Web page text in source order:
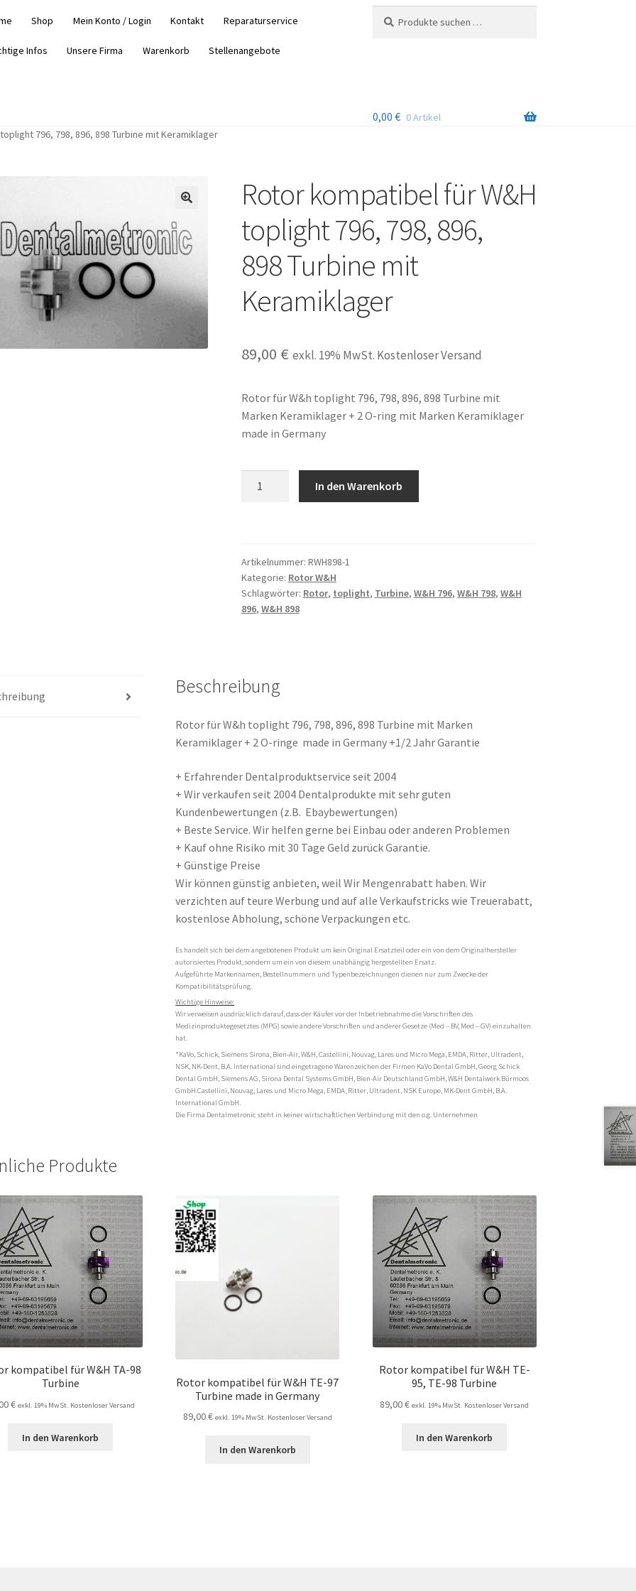
Shop Mein Konto / Login Kontakt Reparaturservice
Infos Unsere Firma Warenkorb Stellenangebote
nach:
0,00 € 0 Artikel
796, 798, 896, 898 Turbine mit Keramiklager
Rotor kompatibel für W&H
toplight 796, 798, 896,
898 Turbine mit
Keramiklager
89,00 € exkl. 19% MwSt. Kostenloser Versand
Rotor für W&h toplight 796, 798, 896, 898 Turbine mit
Marken Keramiklager + 2 O-ring mit Marken Keramiklager
made in Germany
798,
896,
898 Turbine mit
In den Warenkorb
Artikelnummer: RWH898-1
Kategorie: Rotor W&H
Schlagwörter: Rotor, toplight, Turbine, W&H 796, W&H 798, W&H
896, W&H 898
Beschreibung
Rotor für W&h toplight 796, 798, 896, 898 Turbine mit Marken
Keramiklager + 2 O-ringe made in Germany +1/2 Jahr Garantie
+ Erfahrender Dentalproduktservice seit 2004
+ Wir verkaufen seit 2004 Dentalprodukte mit sehr guten
Kundenbewertungen (z.B. Ebaybewertungen)
+ Beste Service. Wir helfen gerne bei Einbau oder anderen Problemen
+ Kauf ohne Risiko mit 30 Tage Geld zurück Garantie.
+ Günstige Preise
Wir können günstig anbieten, weil Wir Mengenrabatt haben. Wir
verzichten auf teure Werbung und auf alle Verkaufstricks wie Treuerabatt,
kostenlose Abholung, schöne Verpackungen etc.
Es handelt sich bei dem angebotenen Produkt um kein Original Ersatzteil oder ein von dem Originalhersteller
autorisiertes Produkt, sondern um ein von diesem unabhängig hergestellten Ersatz.
Aufgeführte Markennamen, Bestellnummern und Typenbezeichnungen dienen nur zum Zwecke der
Kompatibilitätsprüfung.
Wichtige Hinweise:
Wir verweisen ausdrücklich darauf, dass der Käufer vor der Inbetriebnahme die Vorschriften des
Medizinproduktegesetztes (MPG) sowie andere Vorschriften und anderer Gesetze (Med – BV, Med – GV) einzuhalten
hat.
*KaVo, Schick, Siemens Sirona, Bien-Air, W&H, Castellini, Nouvag, Lares und Micro Mega, EMDA, Ritter, Ultradent,
NSK, NK-Dent, B.A. International sind eingetragene Warenzeichen der Firmen KaVo Dental GmbH, Georg Schick
Dental GmbH, Siemens AG, Sirona Dental Systems GmbH, Bien-Air Deutschland GmbH, W&H Dentalwerk Bürmoos
GmbH.Castellini, Nouvag, Lares und Micro Mega, EMDA, Ritter, Ultradent, NSK Europe, MK-Dent GmbH, B.A.
International GmbH.
Die Firma Dentalmetronic steht in keiner wirtschaftlichen Verbindung mit den o.g. Unternehmen
Produkte
kompatibel für W&H TA-98
Turbine
€ exkl. 19% MwSt. Kostenloser Versand
In den Warenkorb
Rotor kompatibel für W&H TE-97
Turbine made in Germany
89,00€ exkl. 19% MwSt. Kostenloser Versand
In den Warenkorb
Rotor kompatibel für W&H TE-
95, TE-98 Turbine
89,00€ exkl. 19% MwSt. Kostenloser Versand
In den Warenkorb